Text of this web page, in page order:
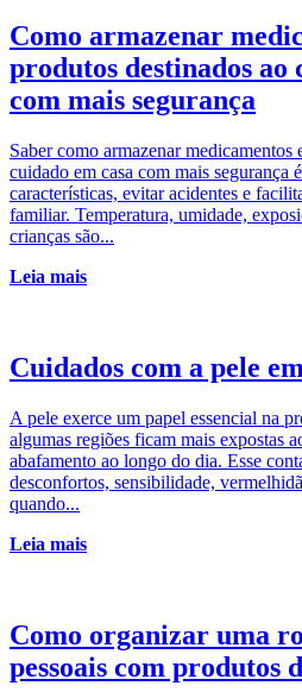
Como armazenar
produtos destinados ao
com mais segurança
Saber como armazenar medicamentos
cuidado em casa com mais segurança
características, evitar acidentes e
familiar. Temperatura, umidade,
crianças são...
Leia mais
Cuidados com a pele
A pele exerce um papel essencial na
algumas regiões ficam mais expostas
abafamento ao longo do dia. Esse
desconfortos, sensibilidade,
quando...
Leia mais
Como organizar uma
pessoais com produtos